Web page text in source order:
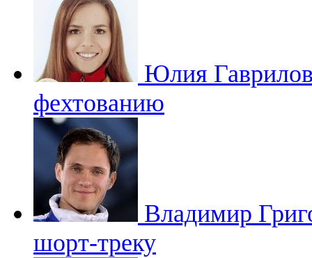
Юлия
фехтованию
Владимир
шорт-треку